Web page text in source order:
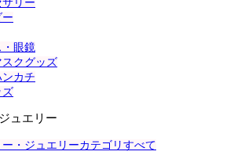
リー
眼鏡
クグッズ
ンカチ
ズ
ュエリー
・ジュエリーカテゴリすべて